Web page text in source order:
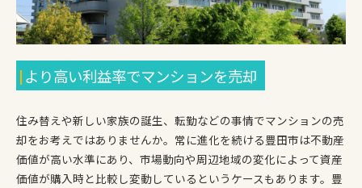
より高い利益率でマンションを売却
住み替えや新しい家族の誕生、転勤などの事情でマンションの売
却をお考えではありませんか。常に進化を続ける豊田市は不動産
価値が高い水準にあり、市場動向や周辺地域の変化によって資産
価値が購入時と比較し変動しているというケースもあります。豊